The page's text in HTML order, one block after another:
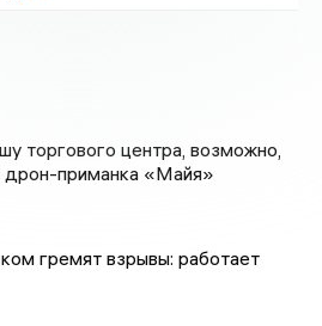
торгового центра, возможно,
дрон-приманка «Майя»
гремят взрывы: работает